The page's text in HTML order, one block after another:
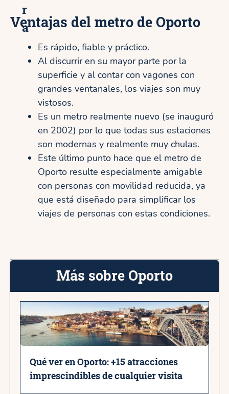
r
a
Ventajas del metro de Oporto
Es rápido, fiable y práctico.
Al discurrir en su mayor parte por la
superficie y al contar con vagones con
grandes ventanales, los viajes son muy
vistosos.
Es un metro realmente nuevo (se inauguró
en 2002) por lo que todas sus estaciones
son modernas y realmente muy chulas.
Este último punto hace que el metro de
Oporto resulte especialmente amigable
con personas con movilidad reducida, ya
que está diseñado para simplificar los
viajes de personas con estas condiciones.
Más sobre Oporto
Qué ver en Oporto: +15 atracciones
imprescindibles de cualquier visita